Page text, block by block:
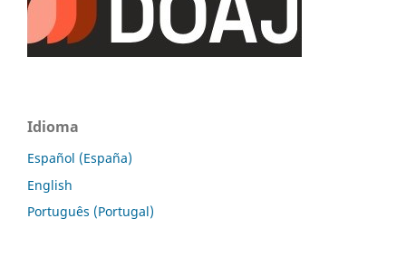
Idioma
Español (España)
English
Português (Portugal)